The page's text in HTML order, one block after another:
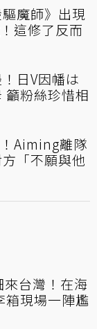
魔師》出現
這修了反而
日V因幡は
籲粉絲珍惜相
Aiming離隊
「不願與他
台灣！在海
箱現場一陣尷